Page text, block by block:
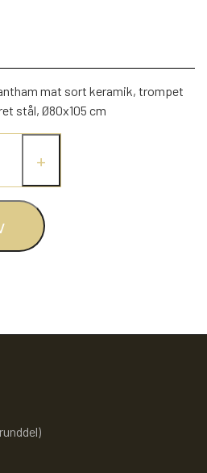
EDGE
SIGN
& LEVERING
OM OS
mat sort keramik, trompet
stål, Ø80x105 cm
+